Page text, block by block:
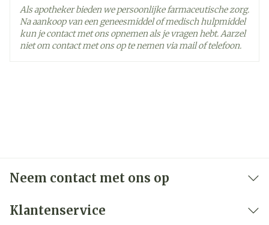
Toe te dienen in 1 dosis per dag, voor het
slapengaan
Startdosering
300 mg tot 800 mg in 2 doses per dag
Met of zonder voedsel
Als apotheker bieden we persoonlijke farmaceutische zorg.
Na aankoop van een geneesmiddel of medisch hulpmiddel
kun je contact met ons opnemen als je vragen hebt. Aarzel
niet om contact met ons op te nemen via mail of telefoon.
Neem contact met ons op
Klantenservice